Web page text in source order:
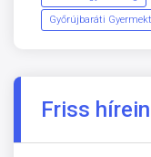
Győrújbaráti
Friss